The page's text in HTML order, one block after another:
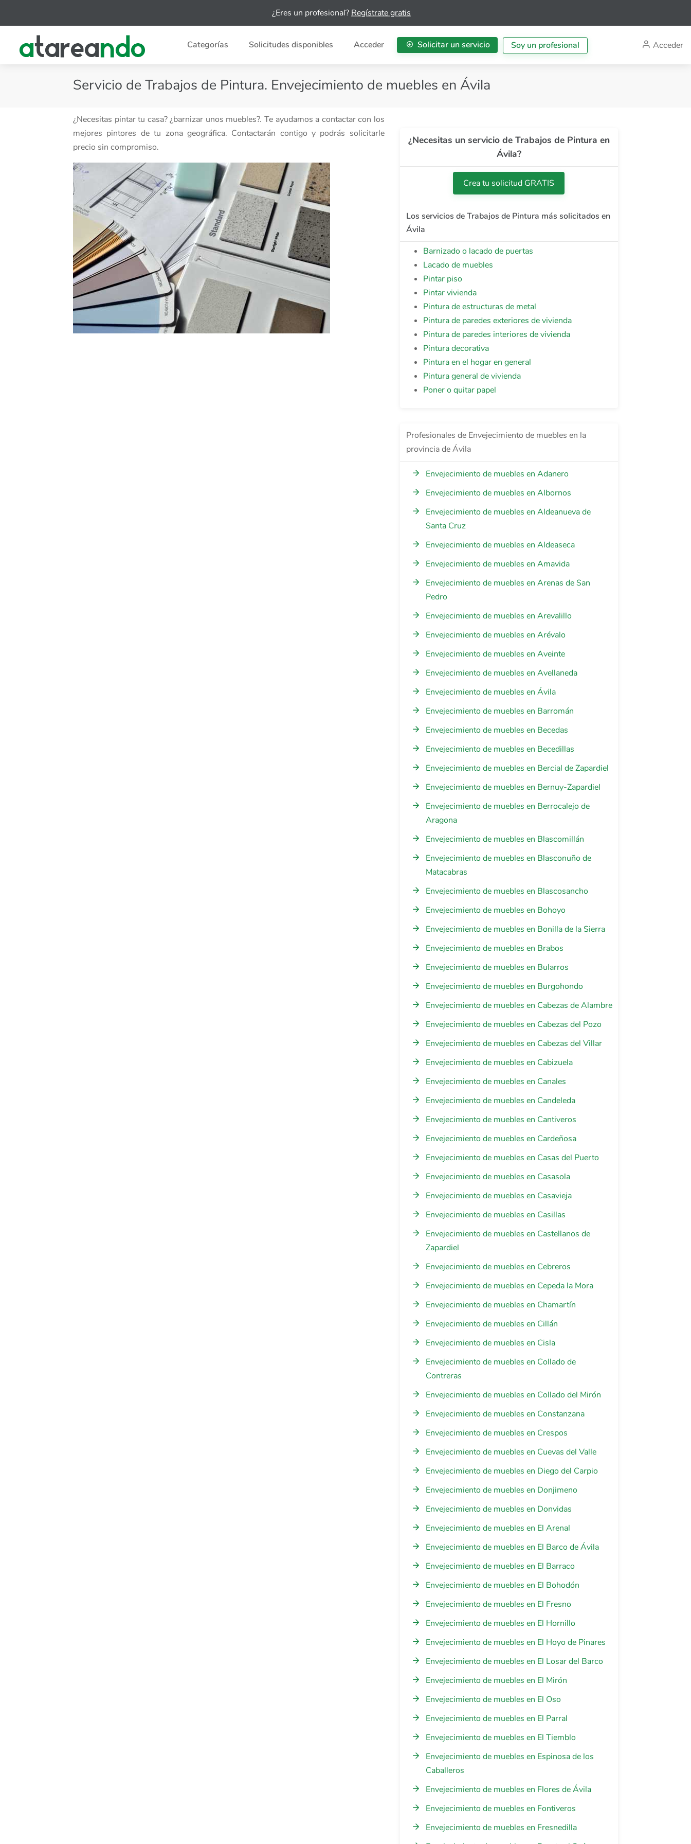
¿Eres un profesional?Regístrate gratis
Categorías Solicitudes disponibles Acceder Solicitar un servicio Soy un profesional Acceder
Servicio de Trabajos de Pintura. Envejecimiento de muebles en Ávila
¿Necesitas pintar tu casa? ¿barnizar unos muebles?. Te ayudamos a contactar con los
mejores pintores de tu zona geográfica. Contactarán contigo y podrás solicitarle
precio sin compromiso.
¿Necesitas un servicio de Trabajos de Pintura en
Ávila?
Crea tu solicitud GRATIS
Los servicios de Trabajos de Pintura más solicitados en
Ávila
Barnizado o lacado de puertas
Lacado de muebles
Pintar piso
Pintar vivienda
Pintura de estructuras de metal
Pintura de paredes exteriores de vivienda
Pintura de paredes interiores de vivienda
Pintura decorativa
Pintura en el hogar en general
Pintura general de vivienda
Poner o quitar papel
Profesionales de Envejecimiento de muebles en la
provincia de Ávila
Envejecimiento de muebles en Adanero
Envejecimiento de muebles en Albornos
Envejecimiento de muebles en Aldeanueva de
Santa Cruz
Envejecimiento de muebles en Aldeaseca
Envejecimiento de muebles en Amavida
Envejecimiento de muebles en Arenas de San
Pedro
Envejecimiento de muebles en Arevalillo
Envejecimiento de muebles en Arévalo
Envejecimiento de muebles en Aveinte
Envejecimiento de muebles en Avellaneda
Envejecimiento de muebles en Ávila
Envejecimiento de muebles en Barromán
Envejecimiento de muebles en Becedas
Envejecimiento de muebles en Becedillas
Envejecimiento de muebles en Bercial de Zapardiel
Envejecimiento de muebles en Bernuy-Zapardiel
Envejecimiento de muebles en Berrocalejo de
Aragona
Envejecimiento de muebles en Blascomillán
Envejecimiento de muebles en Blasconuño de
Matacabras
Envejecimiento de muebles en Blascosancho
Envejecimiento de muebles en Bohoyo
Envejecimiento de muebles en Bonilla de la Sierra
Envejecimiento de muebles en Brabos
Envejecimiento de muebles en Bularros
Envejecimiento de muebles en Burgohondo
Envejecimiento de muebles en Cabezas de Alambre
Envejecimiento de muebles en Cabezas del Pozo
Envejecimiento de muebles en Cabezas del Villar
Envejecimiento de muebles en Cabizuela
Envejecimiento de muebles en Canales
Envejecimiento de muebles en Candeleda
Envejecimiento de muebles en Cantiveros
Envejecimiento de muebles en Cardeñosa
Envejecimiento de muebles en Casas del Puerto
Envejecimiento de muebles en Casasola
Envejecimiento de muebles en Casavieja
Envejecimiento de muebles en Casillas
Envejecimiento de muebles en Castellanos de
Zapardiel
Envejecimiento de muebles en Cebreros
Envejecimiento de muebles en Cepeda la Mora
Envejecimiento de muebles en Chamartín
Envejecimiento de muebles en Cillán
Envejecimiento de muebles en Cisla
Envejecimiento de muebles en Collado de
Contreras
Envejecimiento de muebles en Collado del Mirón
Envejecimiento de muebles en Constanzana
Envejecimiento de muebles en Crespos
Envejecimiento de muebles en Cuevas del Valle
Envejecimiento de muebles en Diego del Carpio
Envejecimiento de muebles en Donjimeno
Envejecimiento de muebles en Donvidas
Envejecimiento de muebles en El Arenal
Envejecimiento de muebles en El Barco de Ávila
Envejecimiento de muebles en El Barraco
Envejecimiento de muebles en El Bohodón
Envejecimiento de muebles en El Fresno
Envejecimiento de muebles en El Hornillo
Envejecimiento de muebles en El Hoyo de Pinares
Envejecimiento de muebles en El Losar del Barco
Envejecimiento de muebles en El Mirón
Envejecimiento de muebles en El Oso
Envejecimiento de muebles en El Parral
Envejecimiento de muebles en El Tiemblo
Envejecimiento de muebles en Espinosa de los
Caballeros
Envejecimiento de muebles en Flores de Ávila
Envejecimiento de muebles en Fontiveros
Envejecimiento de muebles en Fresnedilla